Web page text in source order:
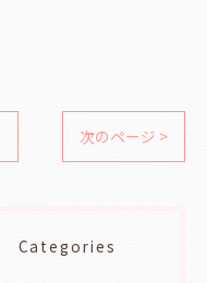
次のページ >
Categories